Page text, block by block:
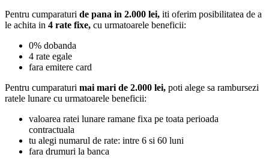
Pentru cumparaturi de pana in 2.000 lei, iti oferim posibilitatea de a
le achita in 4 rate fixe, cu urmatoarele beneficii:
0% dobanda
4 rate egale
fara emitere card
Pentru cumparaturi mai mari de 2.000 lei, poti alege sa rambursezi
ratele lunare cu urmatoarele beneficii:
valoarea ratei lunare ramane fixa pe toata perioada
contractuala
tu alegi numarul de rate: intre 6 si 60 luni
fara drumuri la banca